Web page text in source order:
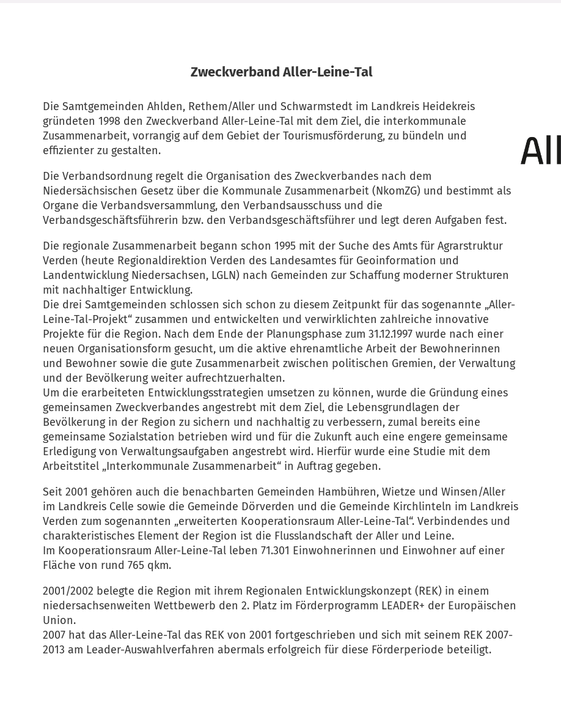
Zweckverband Aller-Leine-Tal
Die Samtgemeinden Ahlden, Rethem/Aller und Schwarmstedt im Landkreis Heidekreis
gründeten 1998 den Zweckverband Aller-Leine-Tal mit dem Ziel, die interkommunale
Zusammenarbeit, vorrangig auf dem Gebiet der Tourismusförderung, zu bündeln und
effizienter zu gestalten.
Die Verbandsordnung regelt die Organisation des Zweckverbandes nach dem
Niedersächsischen Gesetz über die Kommunale Zusammenarbeit (NkomZG) und bestimmt als
Organe die Verbandsversammlung, den Verbandsausschuss und die
Verbandsgeschäftsführerin bzw. den Verbandsgeschäftsführer und legt deren Aufgaben fest.
Die regionale Zusammenarbeit begann schon 1995 mit der Suche des Amts für Agrarstruktur
Verden (heute Regionaldirektion Verden des Landesamtes für Geoinformation und
Landentwicklung Niedersachsen, LGLN) nach Gemeinden zur Schaffung moderner Strukturen
mit nachhaltiger Entwicklung.
Die drei Samtgemeinden schlossen sich schon zu diesem Zeitpunkt für das sogenannte „Aller-
Leine-Tal-Projekt“ zusammen und entwickelten und verwirklichten zahlreiche innovative
Projekte für die Region. Nach dem Ende der Planungsphase zum 31.12.1997 wurde nach einer
neuen Organisationsform gesucht, um die aktive ehrenamtliche Arbeit der Bewohnerinnen
und Bewohner sowie die gute Zusammenarbeit zwischen politischen Gremien, der Verwaltung
und der Bevölkerung weiter aufrechtzuerhalten.
Um die erarbeiteten Entwicklungsstrategien umsetzen zu können, wurde die Gründung eines
gemeinsamen Zweckverbandes angestrebt mit dem Ziel, die Lebensgrundlagen der
Bevölkerung in der Region zu sichern und nachhaltig zu verbessern, zumal bereits eine
gemeinsame Sozialstation betrieben wird und für die Zukunft auch eine engere gemeinsame
Erledigung von Verwaltungsaufgaben angestrebt wird. Hierfür wurde eine Studie mit dem
Arbeitstitel „Interkommunale Zusammenarbeit“ in Auftrag gegeben.
Seit 2001 gehören auch die benachbarten Gemeinden Hambühren, Wietze und Winsen/Aller
im Landkreis Celle sowie die Gemeinde Dörverden und die Gemeinde Kirchlinteln im Landkreis
Verden zum sogenannten „erweiterten Kooperationsraum Aller-Leine-Tal“. Verbindendes und
charakteristisches Element der Region ist die Flusslandschaft der Aller und Leine.
Im Kooperationsraum Aller-Leine-Tal leben 71.301 Einwohnerinnen und Einwohner auf einer
Fläche von rund 765 qkm.
2001/2002 belegte die Region mit ihrem Regionalen Entwicklungskonzept (REK) in einem
niedersachsenweiten Wettbewerb den 2. Platz im Förderprogramm LEADER+ der Europäischen
Union.
2007 hat das Aller-Leine-Tal das REK von 2001 fortgeschrieben und sich mit seinem REK 2007-
2013 am Leader-Auswahlverfahren abermals erfolgreich für diese Förderperiode beteiligt.